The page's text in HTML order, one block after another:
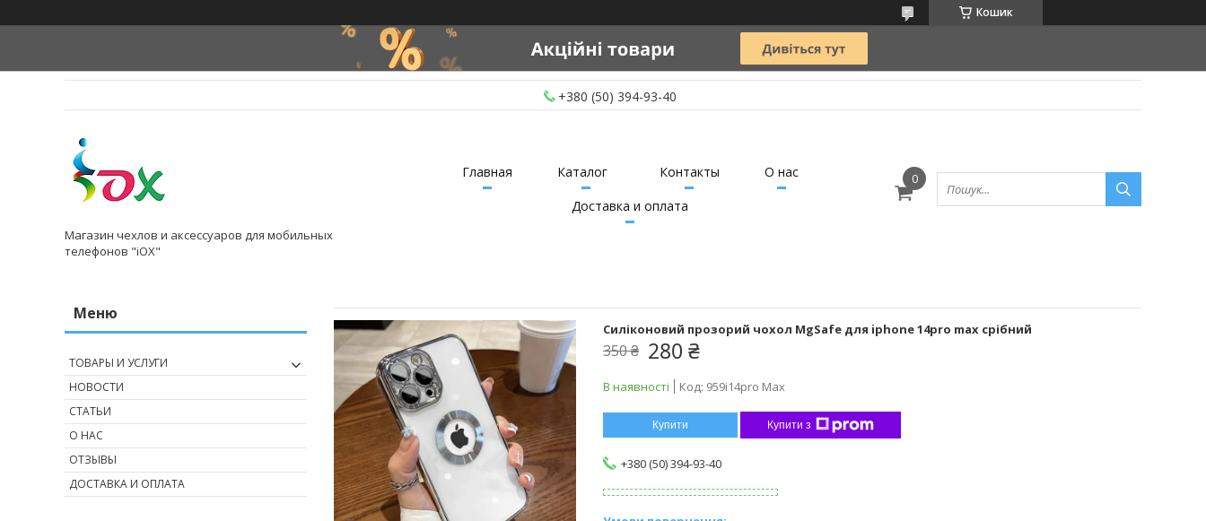
Кошик
+380 (50) 394-93-40
Магазин чехлов и аксессуаров для мобильных
телефонов "iOX"
Главная Каталог Контакты
О нас
Доставка и оплата
Силіконовий прозорий чохол MgSafe для iphone 14pro max срібний
350 ₴ 280 ₴
В наявності Код: 959i14pro Max
Купити Купити з
+380 (50) 394-93-40
ТОВАРЫ И УСЛУГИ
НОВОСТИ
СТАТЬИ
О НАС
ОТЗЫВЫ
ДОСТАВКА И ОПЛАТА